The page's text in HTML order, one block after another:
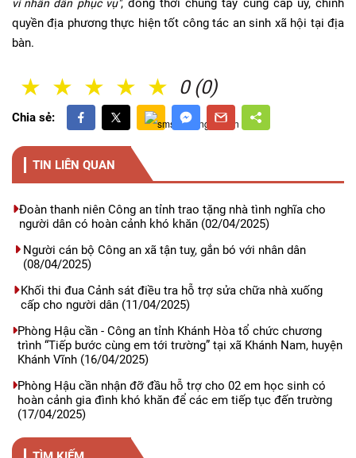
vì nhân dân phục vụ", đồng thời chung tay cùng cấp ủy, chính
quyền địa phương thực hiện tốt công tác an sinh xã hội tại địa
bàn.
0 (0)
5 Sao
4 Sao
3 Sao
2 Sao
1 Sao
Chia sẻ:
TIN LIÊN QUAN
Đoàn thanh niên Công an tỉnh trao tặng nhà tình nghĩa cho
người dân có hoàn cảnh khó khăn (02/04/2025)
Người cán bộ Công an xã tận tuỵ, gắn bó với nhân dân
(08/04/2025)
Khối thi đua Cảnh sát điều tra hỗ trợ sửa chữa nhà xuống
cấp cho người dân(11/04/2025)
Phòng Hậu cần - Công an tỉnh Khánh Hòa tổ chức chương
trình “Tiếp bước cùng em tới trường” tại xã Khánh Nam, huyện
Khánh Vĩnh(16/04/2025)
Phòng Hậu cần nhận đỡ đầu hỗ trợ cho 02 em học sinh có
hoàn cảnh gia đình khó khăn để các em tiếp tục đến trường
(17/04/2025)